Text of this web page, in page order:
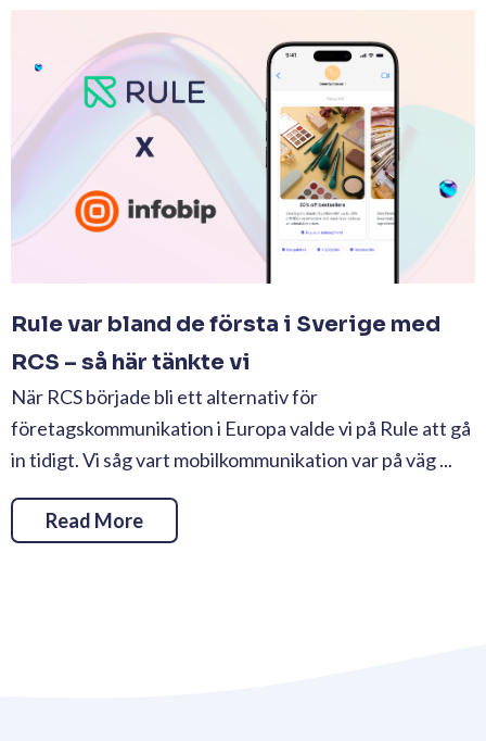
Rule var bland de första i Sverige med
RCS – så här tänkte vi
När RCS började bli ett alternativ för
företagskommunikation i Europa valde vi på Rule att gå
in tidigt. Vi såg vart mobilkommunikation var på väg ...
Read More